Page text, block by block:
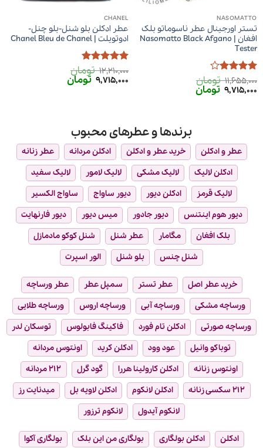
NASOMATTO
تستر اورجینال عطر ناسوماتو بلک
افغان | Nasomatto Black Afgano
Tester
امتیاز4
از 5
11,655,000 تومان
قیمت
اصلی
9,715,000 تومان
CHANEL
عطر ادکلن بلو شنل-بلو چنل-
ادوتویلت | Chanel Bleu de Chanel
امتیاز5از
5
12,210,000 تومان
قیمت
اصلی
9,715,000 تومان
برندها و عطرهای محبوب
عطر و ادکلن خرید عطر و ادکلن ادکلن مردانه
عطر زنانه
ادکلن لالیک
لالیک مشکی لالیک لامور
لالیک سفید
لالیک قرمز
ادکلن دیور دیور ساواج
ساواج الکسیر
دیور هوم اینتنس
دیور جادور میس دیور
دیور فارنهایت
بلک افغان
مگامار عطر شنل
شنل کوکو مادمازل
شنل چنس
بلو شنل الور اسپرت
خرید عطر اصل عطر تستر سمپل عطر
عطر ورساچه
ورساچه مشکی
ورساچه آبی ورساچه اروس
ورساچه طلایی
ورساچه صورتی
ادکلن تام فورد فاکینگ فابولوس
توسکان لدر
توباکو وانیل
عود وود ادکلن کرید
اونتوس مردانه
اونتوس زنانه
ادکلن کارولینا هررا گود گرل
۲۱۲ مردانه
۲۱۲ سکسی زنانه
ادکلن لانکوم ادکلن لاویه بل
میدنایت رز
لانکوم آیدول
لانکوم ترزور
ادکلن ادکلن بولگاری بولگاری من این بلک
بولگاری آکوا